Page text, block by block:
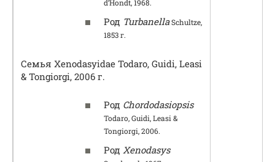
d’Hondt, 1968.
Род TurbanellaSchultze,
1853 г.
Семья Xenodasyidae Todaro, Guidi, Leasi
& Tongiorgi, 2006 г.
Род Chordodasiopsis
Todaro, Guidi, Leasi &
Tongiorgi, 2006.
Род Xenodasys